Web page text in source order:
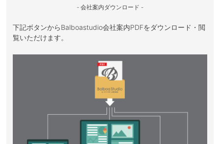
- 会社案内ダウンロード -
下記ボタンからBalboastudio会社案内PDFをダウンロード・閲
覧いただけます。